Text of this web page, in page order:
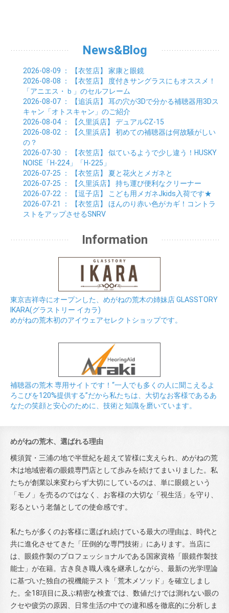
01月 (7)
02月 (6)
01月 (9)
05月 (6)
03月 (7)
02月 (6)
01月 (9)
06月 (5)
News&Blog
2026-08-09 ： 【衣笠店】 家康と眼鏡
2026-08-08 ： 【衣笠店】 度付きサングラスにもオススメ！
「アニエス・ｂ」のセルフレーム
2026-08-07 ： 【追浜店】 耳の穴が3Dで分かる補聴器用3Dス
キャン「オトスキャン」のご紹介
2026-08-04 ： 【久里浜店】 デュアルCZ-15
2026-08-02 ： 【久里浜店】 初めての補聴器は何故騒がしい
の？
2026-07-30 ： 【衣笠店】 似ているようで少し違う！HUSKY
NOISE「H-224」「H-225」
2026-07-25 ： 【衣笠店】 夏と花火とメガネと
2026-07-25 ： 【久里浜店】 持ち運び便利なクリーナー
2026-07-22 ： 【逗子店】 こども用メガネJkids入荷です★
2026-07-21
： 【衣笠店】 ほんのり赤い色がカギ！コントラ
ストをアップさせるSNRV
Information
東京吉祥寺にオープンした、めがねの荒木の姉妹店 GLASSTORY
IKARA(グラストリー イカラ)
めがねの荒木初のアイウェアセレクトショップです。
補聴器の荒木 専用サイトです！“一人でも多くの人に聞こえるよ
ろこびを120%提供する”だから私たちは、大切なお客様であるあ
なたの笑顔と安心のために、技術と知識を磨いています。
めがねの荒木、選ばれる理由
横須賀・三浦の地で半世紀を超えて皆様に支えられ、めがねの荒
木は地域密着の眼鏡専門店として歩みを続けてまいりました。私
たちが創業以来変わらず大切にしているのは、単に眼鏡という
「モノ」を売るのではなく、お客様の大切な「視生活」を守り、
彩るという老舗としての使命感です。
私たちが多くのお客様に選ばれ続けている最大の理由は、時代と
共に進化させてきた「圧倒的な専門技術」にあります。当店に
は、眼鏡作製のプロフェッショナルである国家資格「眼鏡作製技
能士」が在籍。古き良き職人魂を継承しながら、最新の光学理論
に基づいた独自の視機能テスト「荒木メソッド」を確立しまし
た。全18項目に及ぶ精密な検査では、数値だけでは測れない眼の
クセや疲労の原因、日常生活の中での違和感を徹底的に分析しま